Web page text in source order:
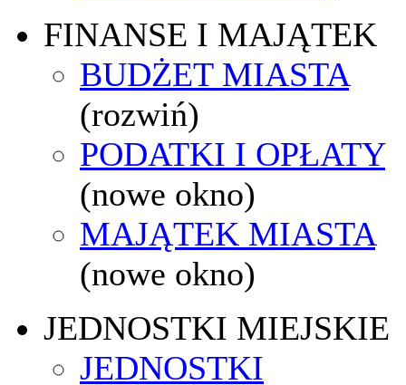
FINANSE I MAJĄTEK
BUDŻET MIASTA
(rozwiń)
PODATKI I OPŁATY
(nowe okno)
MAJĄTEK MIASTA
(nowe okno)
JEDNOSTKI MIEJSKIE
JEDNOSTKI